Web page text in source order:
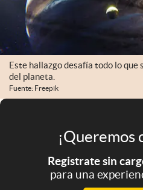
Mediakit
abre en nueva pestaña
Este hallazgo desafía todo lo que
del planeta.
Fuente: Freepik
¡Queremos
Registrate sin
para una